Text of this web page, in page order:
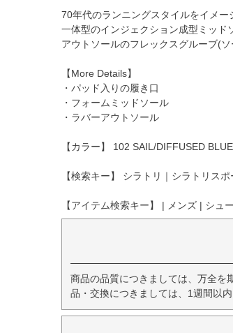
70年代のランニングスタイルをイメー
一体型のインジェクション成型ミッド
アウトソールのフレックスグルーブ(
【More Details】
・パッド入りの履き口
・フォームミッドソール
・ラバーアウトソール
【カラー】 102 SAIL/DIFFUSED
【検索キー】 シラトリ｜シラトリス
【アイテム検索キー】 | メンズ | シ
商品の品質につきましては、万全を
品・交換につきましては、1週間以